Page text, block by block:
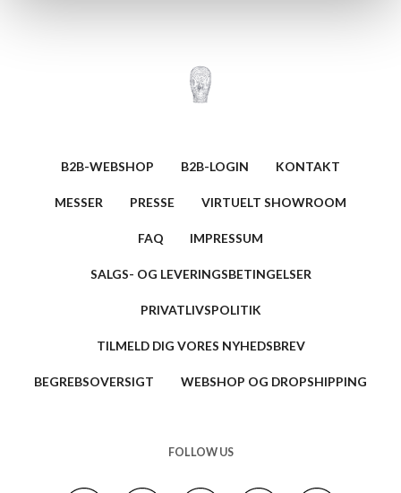
B2B-WEBSHOP B2B-LOGIN KONTAKT
MESSER PRESSE VIRTUELT SHOWROOM
FAQ IMPRESSUM
SALGS- OG LEVERINGSBETINGELSER
PRIVATLIVSPOLITIK
TILMELD DIG VORES NYHEDSBREV
BEGREBSOVERSIGT WEBSHOP OG DROPSHIPPING
FOLLOW US